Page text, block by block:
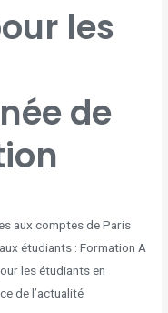
les
de
aux comptes de Paris
étudiants : Formation A
les étudiants en
de l’actualité